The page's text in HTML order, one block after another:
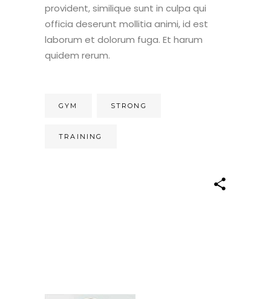
provident, similique sunt in culpa qui
officia deserunt mollitia animi, id est
laborum et dolorum fuga. Et harum
quidem rerum.
GYM STRONG
TRAINING